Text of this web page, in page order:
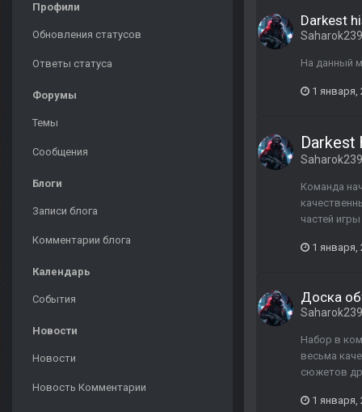
Профили
Обновления статусов
Ответы статуса
Форумы
Темы
Сообщения
Блоги
Записи блога
Комментарии блога
Календарь
События
Новости
Новости
Новость Комментарии
Darkest
Saharok239
На данный
1 января,
Darkest
Saharok239
Команда
частей
1 января,
Доска
Saharok239
Набор в
весьма
сюжетов
1 января,